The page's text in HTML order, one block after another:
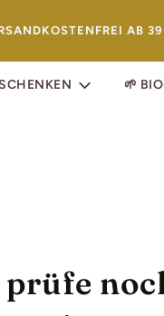
AB
🌱